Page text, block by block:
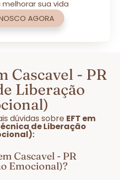
sua vida
AGORA
Cascavel - PR
Liberação
dúvidas sobre EFT em
de Liberação
Cascavel - PR
Emocional)?